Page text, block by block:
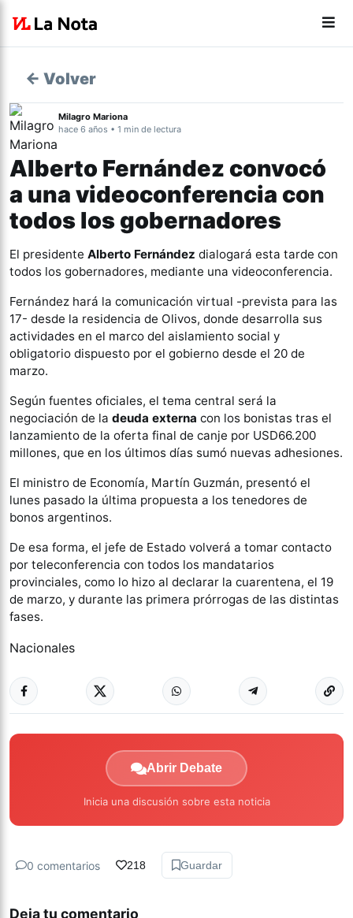
← Volver
Milagro Mariona
hace 6 años • 1 min de lectura
Alberto Fernández convocó
a una videoconferencia con
todos los gobernadores
El presidente Alberto Fernández dialogará esta tarde con
todos los gobernadores, mediante una videoconferencia.
Fernández hará la comunicación virtual -prevista para las
17- desde la residencia de Olivos, donde desarrolla sus
actividades en el marco del aislamiento social y
obligatorio dispuesto por el gobierno desde el 20 de
marzo.
Según fuentes oficiales, el tema central será la
negociación de la deuda externa con los bonistas tras el
lanzamiento de la oferta final de canje por USD66.200
millones, que en los últimos días sumó nuevas adhesiones.
El ministro de Economía, Martín Guzmán, presentó el
lunes pasado la última propuesta a los tenedores de
bonos argentinos.
De esa forma, el jefe de Estado volverá a tomar contacto
por teleconferencia con todos los mandatarios
provinciales, como lo hizo al declarar la cuarentena, el 19
de marzo, y durante las primera prórrogas de las distintas
fases.
Nacionales
Abrir Debate
Inicia una discusión sobre esta noticia
0 comentarios 218 Guardar
Deja tu comentario